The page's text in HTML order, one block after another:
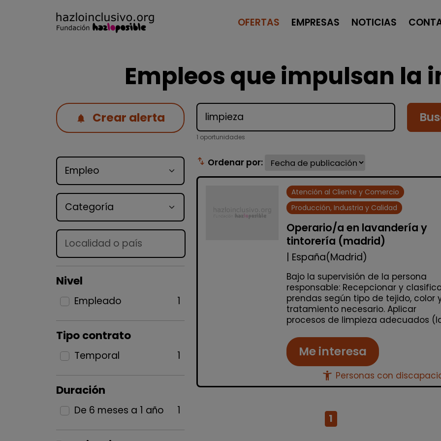
OFERTAS EMPRESAS NOTICIAS
Empleos que impulsan la
Crear alerta
Tipo de oferta
Categoría
Lugar
Nivel
Empleado 1
Tipo contrato
Temporal 1
Duración
De 6 meses a 1 año 1
1 oportunidades
swap_vert Ordenar por:
Atención al Cliente y Comercio
Producción, Industria y Calidad
Operario/a en lavandería y
tintorería (madrid)
| España(Madrid)
Bajo la supervisión de la persona
responsable: Recepcionar y
prendas según tipo de tejido, color
tratamiento necesario. Aplicar
procesos de limpieza adecuados
Me interesa
accessibility_new Personas con
1